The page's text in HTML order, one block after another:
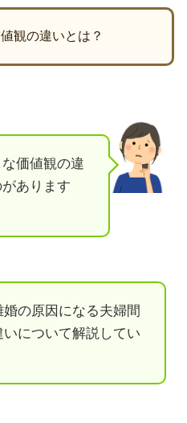
観の違いとは？
価値観の違
あります
婚の原因になる夫婦間
について解説してい